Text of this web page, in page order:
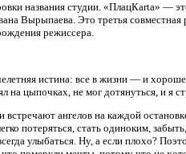
названия студии. «ПлацКarta» —
Вырыпаева. Это третья
режиссера.
истина: все в жизни — и
цыпочках, не мог дотянуться, и я
встречают ангелов на каждой
потеряться, стать одиноким,
улыбаться. Ну, а если плохо?